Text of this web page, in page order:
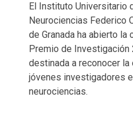
El Instituto Universitario
Neurociencias Federico
de Granada ha abierto la
Premio de Investigación
destinada a reconocer
jóvenes investigadores
neurociencias.